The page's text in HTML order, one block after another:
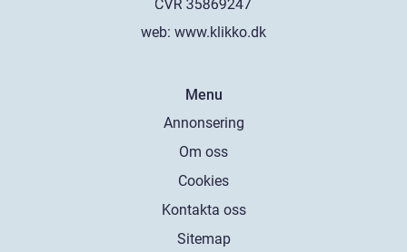
web: www.klikko.dk
Menu
Annonsering
Om oss
Cookies
Kontakta oss
Sitemap